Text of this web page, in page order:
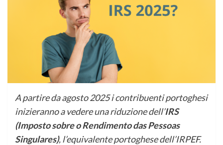
A partire da agosto 2025 i contribuenti portoghesi
inizieranno a vedere una riduzione dell’IRS
(Imposto sobre o Rendimento das Pessoas
Singulares), l’equivalente portoghese dell’IRPEF.